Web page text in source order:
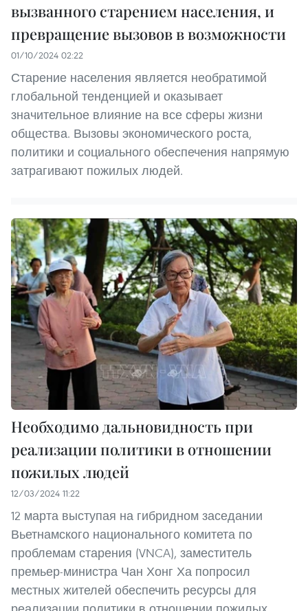
вызванного старением населения, и
превращение вызовов в возможности
01/10/2024 02:22
Старение населения является необратимой
глобальной тенденцией и оказывает
значительное влияние на все сферы жизни
общества. Вызовы экономического роста,
политики и социального обеспечения напрямую
затрагивают пожилых людей.
Необходимо дальновидность при
реализации политики в отношении
пожилых людей
12/03/2024 11:22
12 марта выступая на гибридном заседании
Вьетнамского национального комитета по
проблемам старения (VNCA), заместитель
премьер-министра Чан Хонг Ха попросил
местных жителей обеспечить ресурсы для